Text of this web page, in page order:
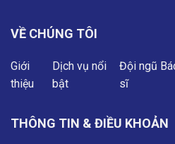
VỀ CHÚNG TÔI
Giới
thiệu
Dịch vụ nổi
bật
Đội ngũ
sĩ
THÔNG TIN & ĐIỀU KHOẢN